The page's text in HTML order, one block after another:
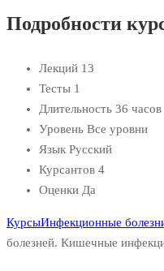
Подробности
Лекций 13
Тесты 1
Длительность 36 часов
Уровень Все уровни
Язык Русский
Курсантов 4
Оценки Да
КурсыИнфекционные
болезней. Кишечные